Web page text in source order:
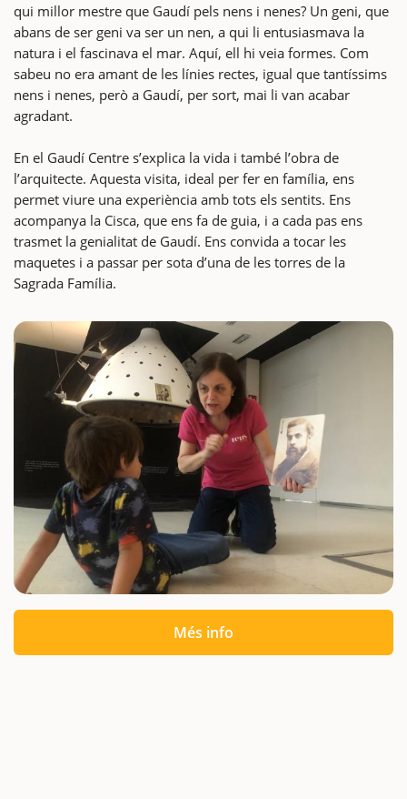
qui millor mestre que Gaudí pels nens i nenes? Un geni, que
abans de ser geni va ser un nen, a qui li entusiasmava la
natura i el fascinava el mar. Aquí, ell hi veia formes. Com
sabeu no era amant de les línies rectes, igual que tantíssims
nens i nenes, però a Gaudí, per sort, mai li van acabar
agradant.
En el Gaudí Centre s’explica la vida i també l’obra de
l’arquitecte. Aquesta visita, ideal per fer en família, ens
permet viure una experiència amb tots els sentits. Ens
acompanya la Cisca, que ens fa de guia, i a cada pas ens
trasmet la genialitat de Gaudí. Ens convida a tocar les
maquetes i a passar per sota d’una de les torres de la
Sagrada Família.
Més info